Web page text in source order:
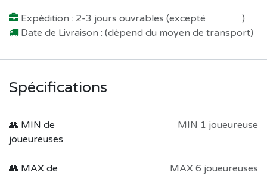
Expédition : 2-3 jours ouvrables (excepté
)
Date de Livraison : (dépend du moyen de transport)
Spécifications
👥 MIN de
joueureuses
MIN 1 joueureuse
👥 MAX de
MAX 6 joueureuses